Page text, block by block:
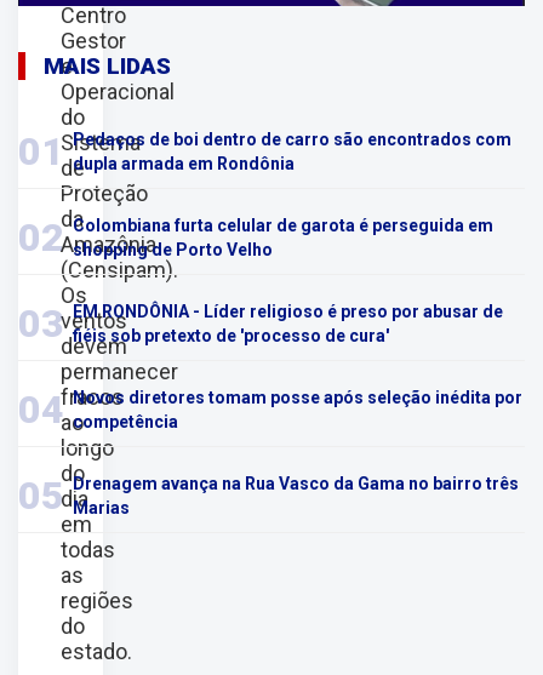
Centro
Gestor
e
Operacional
do
Sistema
de
Proteção
da
Amazônia
(Censipam).
Os
ventos
devem
permanecer
fracos
ao
longo
do
dia
em
todas
as
regiões
do
estado.
MAIS LIDAS
01
Pedaços de boi dentro de carro são encontrados com
dupla armada em Rondônia
02 Colombiana furta celular de garota é perseguida em
shopping de Porto Velho
03
EM RONDÔNIA - Líder religioso é preso por abusar de
fiéis sob pretexto de 'processo de cura'
04 Novos diretores tomam posse após seleção inédita por
competência
05
Drenagem avança na Rua Vasco da Gama no bairro três
Marias